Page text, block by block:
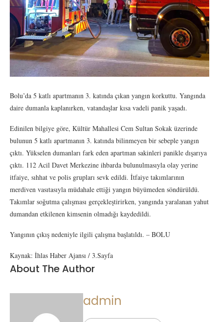
Bolu’da 5 katlı apartmanın 3. katında çıkan yangın korkuttu. Yangında
daire dumanla kaplanırken, vatandaşlar kısa vadeli panik yaşadı.
Edinilen bilgiye göre, Kültür Mahallesi Cem Sultan Sokak üzerinde
bulunun 5 katlı apartmanın 3. katında bilinmeyen bir sebeple yangın
çıktı. Yükselen dumanları fark eden apartman sakinleri panikle dışarıya
çıktı. 112 Acil Davet Merkezine ihbarda bulunulmasıyla olay yerine
itfaiye, sıhhat ve polis grupları sevk edildi. İtfaiye takımlarının
merdiven vasıtasıyla müdahale ettiği yangın büyümeden söndürüldü.
Takımlar soğutma çalışması gerçekleştirirken, yangında yaralanan yahut
dumandan etkilenen kimsenin olmadığı kaydedildi.
Yangının çıkış nedeniyle ilgili çalışma başlatıldı. – BOLU
Kaynak: İhlas Haber Ajansı / 3.Sayfa
About The Author
admin